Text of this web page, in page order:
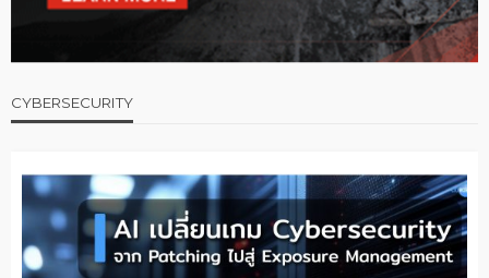
CYBERSECURITY